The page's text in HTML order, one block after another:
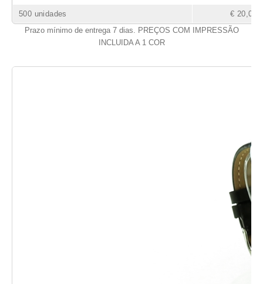
500 unidades
€ 20,05
Prazo mínimo de entrega 7 dias. PREÇOS COM IMPRESSÃO
INCLUIDA A 1 COR